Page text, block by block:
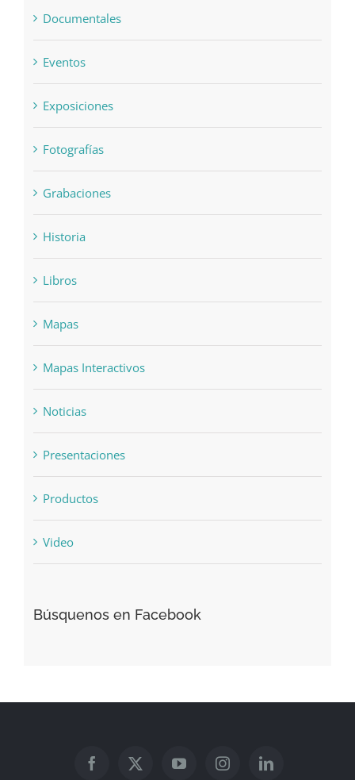
Documentales
Eventos
Exposiciones
Fotografías
Grabaciones
Historia
Libros
Mapas
Mapas Interactivos
Noticias
Presentaciones
Productos
Video
Búsquenos en Facebook